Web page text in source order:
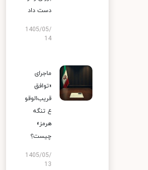
دست داد
1405/05/
14
ماجرای
«توافق
قریب‌الوقو
ع تنگه
هرمز»
چیست؟
1405/05/
13